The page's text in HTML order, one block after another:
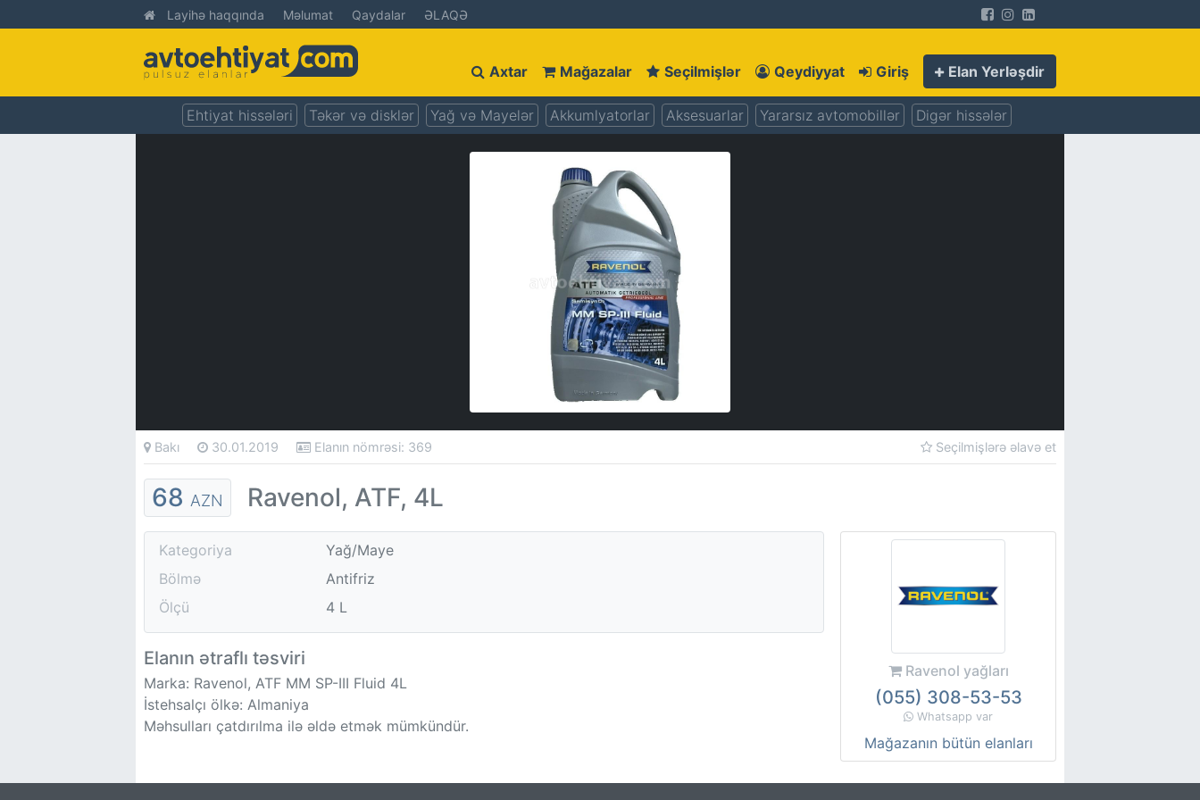
Layihə haqqında Məlumat Qaydalar ƏLAQƏ
Axtar Mağazalar Seçilmişlər Qeydiyyat Giriş Elan Yerləşdir
Ehtiyat hissələri Təkər və disklər Yağ və Mayelər Akkumlyatorlar Aksesuarlar Yararsız avtomobillər Digər hissələr
Bakı 30.01.2019 Elanın nömrəsi: 369 Seçilmişlərə əlavə et
68 AZN Ravenol, ATF, 4L
Kategoriya
Yağ/Maye
Bölmə
Antifriz
Ölçü
4 L
Elanın ətraflı təsviri
Marka: Ravenol, ATF MM SP-III Fluid 4L
İstehsalçı ölkə: Almaniya
Məhsulları çatdırılma ilə əldə etmək mümkündür.
Ravenol yağları
(055) 308-53-53
Whatsapp var
Mağazanın bütün elanları